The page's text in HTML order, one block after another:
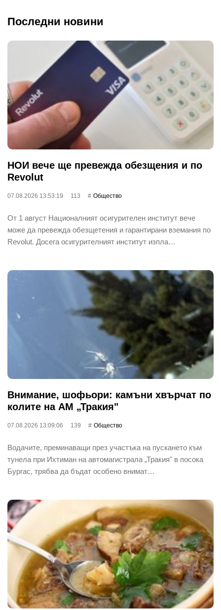
Последни новини
НОИ вече ще превежда обезщения и по
Revolut
07.08.2026 13:53:19 113 Общество
От 1 август Националният осигурителен институт вече
може да превежда обезщетения и гарантирани вземания по
Revolut. Досега осигурителният институт изпла…
Внимание, шофьори: камъни хвърчат по
колите на АМ „Тракия"
07.08.2026 13:09:06 139 Общество
Водачите, преминаващи през участъка на пускането към
тунела при Ихтиман на автомагистрала „Тракия" в посока
Бургас, трябва да бъдат особено внимат…